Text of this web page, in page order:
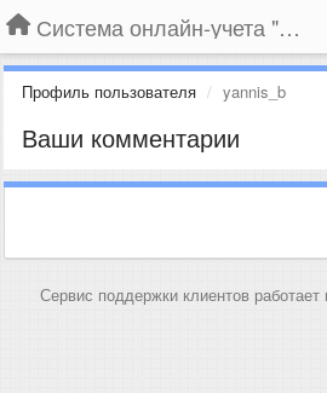
Система онлайн-учета "Большая Птица"
Профиль пользователя yannis_b
Ваши комментарии
Сервис поддержки клиентов